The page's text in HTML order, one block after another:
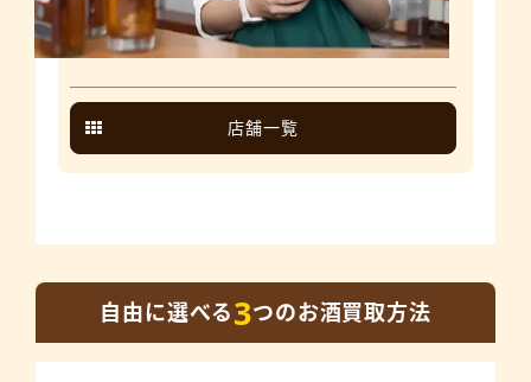
店舗一覧
自由に選べる3つのお酒買取方法